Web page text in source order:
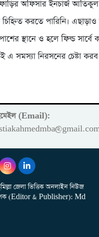
অফিসার ইনচার্জ
করতে পারিনি।
স্থানে ও হলে ফিল্ড সার্বে
সমস্যা নিরসনের চেষ্টা
(Email):
জেলা ভিত্তিক অনলাইন নিউজ
(Editor & Publisher): Md